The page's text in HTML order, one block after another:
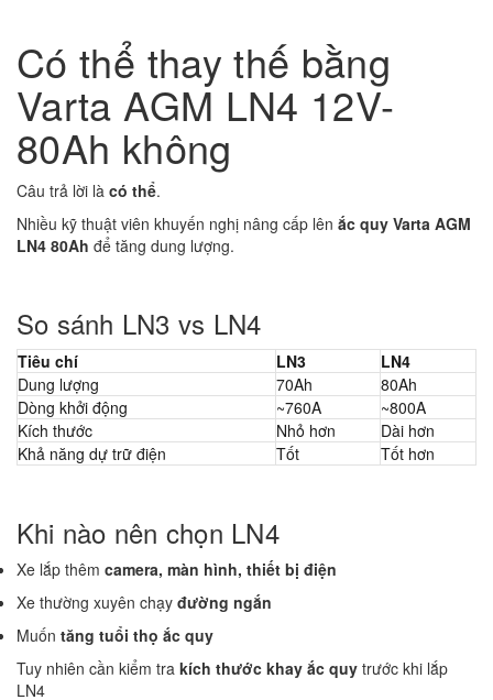
Có thể thay thế bằng
Varta AGM LN4 12V-
80Ah không
Câu trả lời là có thể.
Nhiều kỹ thuật viên khuyến nghị nâng cấp lên ắc quy Varta AGM
LN4 80Ah để tăng dung lượng.
So sánh LN3 vs LN4
Tiêu chí LN3
LN4
Dung lượng
70Ah
80Ah
Dòng khởi động
~760A
~800A
Kích thước
Nhỏ hơn
Dài hơn
Khả năng dự trữ điện
Tốt Tốt hơn
Khi nào nên chọn LN4
Xe lắp thêm camera, màn hình, thiết bị điện
Xe thường xuyên chạy đường ngắn
Muốn tăng tuổi thọ ắc quy
Tuy nhiên cần kiểm tra kích thước khay ắc quy trước khi lắp
LN4